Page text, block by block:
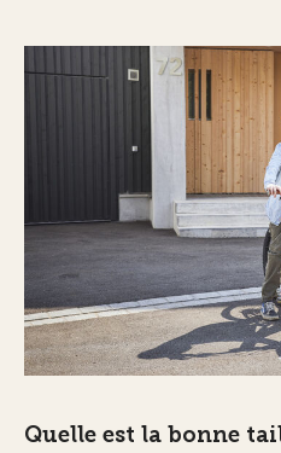
Quelle est la bonne